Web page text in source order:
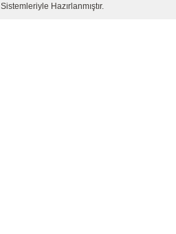
Sistemleriyle Hazırlanmıştır.